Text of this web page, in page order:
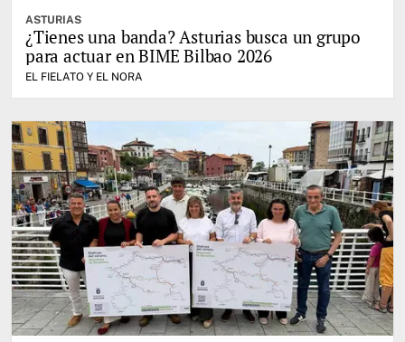
ASTURIAS
¿Tienes una banda? Asturias busca un grupo
para actuar en BIME Bilbao 2026
EL FIELATO Y EL NORA